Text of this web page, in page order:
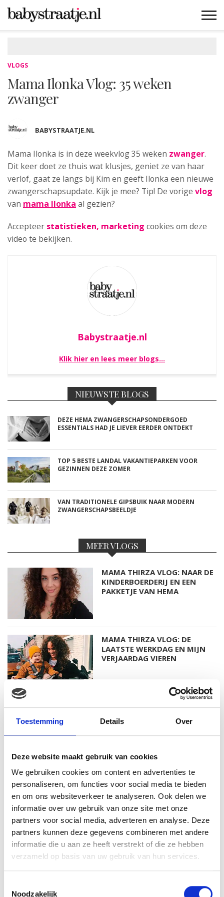
Toestemming Details Over
Deze website maakt gebruik van cookies
We gebruiken cookies om content en advertenties te
personaliseren, om functies voor social media te bieden
en om ons websiteverkeer te analyseren. Ook delen we
informatie over uw gebruik van onze site met onze
partners voor social media, adverteren en analyse. Deze
partners kunnen deze gegevens combineren met andere
informatie die u aan ze heeft verstrekt of die ze hebben
verzameld op basis van uw gebruik van hun services.
Noodzakelijk
VLOGS
Mama Ilonka Vlog: 35 weken
zwanger
BABYSTRAATJE.NL
Mama Ilonka is in deze weekvlog35 weken zwanger.
Dit keer doet ze thuis wat klusjes, geniet ze van haar
verlof, gaat ze langs bij Kim en geeft Ilonka een nieuwe
zwangerschapsupdate. Kijk je mee? Tip! De vorige vlog
van mama Ilonka al gezien?
Accepteer statistieken, marketing cookies om deze
video te bekijken.
Babystraatje.nl
Klik hier en lees meer blogs…
NIEUWSTE BLOGS
DEZE HEMA ZWANGERSCHAPSONDERGOED
ESSENTIALS HAD JE LIEVER EERDER ONTDEKT
TOP 5 BESTE LANDAL VAKANTIEPARKEN VOOR
GEZINNEN DEZE ZOMER
VAN TRADITIONELE GIPSBUIK NAAR MODERN
ZWANGERSCHAPSBEELDJE
MEER VLOGS
MAMA THIRZA VLOG: NAAR DE
KINDERBOERDERIJ EN EEN
PAKKETJE VAN HEMA
MAMA THIRZA VLOG: DE
LAATSTE WERKDAG EN MIJN
VERJAARDAG VIEREN
MAMA THIRZA VLOG: HET IS
MAMA THIRZA VLOG: OP
VAKANTIE & TWEE ZIEKE
KINDEREN
MAMA CARMEN VLOG:
SCHOLEN ZIJN WEER
BEGONNEN & TANDEN BLEKEN